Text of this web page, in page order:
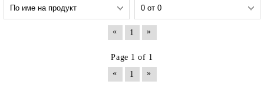
« 1 »
Page 1 of 1
«
1 »